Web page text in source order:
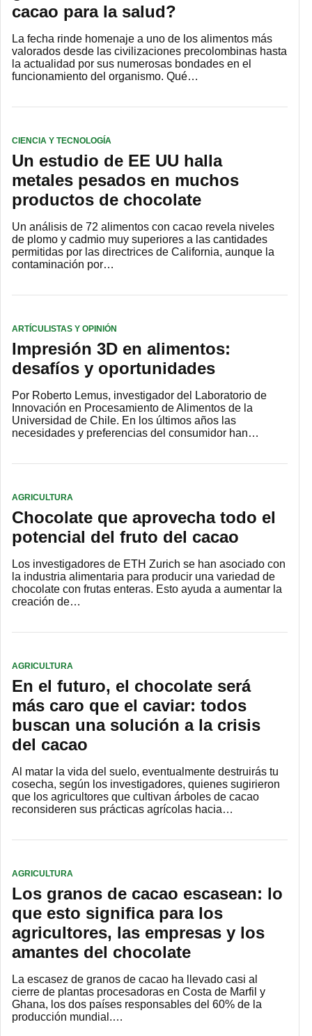
cacao para la salud?
La fecha rinde homenaje a uno de los alimentos más
valorados desde las civilizaciones precolombinas hasta
la actualidad por sus numerosas bondades en el
funcionamiento del organismo. Qué…
CIENCIA Y TECNOLOGÍA
Un estudio de EE UU halla
metales pesados en muchos
productos de chocolate
Un análisis de 72 alimentos con cacao revela niveles
de plomo y cadmio muy superiores a las cantidades
permitidas por las directrices de California, aunque la
contaminación por…
ARTÍCULISTAS Y OPINIÓN
Impresión 3D en alimentos:
desafíos y oportunidades
Por Roberto Lemus, investigador del Laboratorio de
Innovación en Procesamiento de Alimentos de la
Universidad de Chile. En los últimos años las
necesidades y preferencias del consumidor han…
AGRICULTURA
Chocolate que aprovecha todo el
potencial del fruto del cacao
Los investigadores de ETH Zurich se han asociado con
la industria alimentaria para producir una variedad de
chocolate con frutas enteras. Esto ayuda a aumentar la
creación de…
AGRICULTURA
En el futuro, el chocolate será
más caro que el caviar: todos
buscan una solución a la crisis
del cacao
Al matar la vida del suelo, eventualmente destruirás tu
cosecha, según los investigadores, quienes sugirieron
que los agricultores que cultivan árboles de cacao
reconsideren sus prácticas agrícolas hacia…
AGRICULTURA
Los granos de cacao escasean: lo
que esto significa para los
agricultores, las empresas y los
amantes del chocolate
La escasez de granos de cacao ha llevado casi al
cierre de plantas procesadoras en Costa de Marfil y
Ghana, los dos países responsables del 60% de la
producción mundial.…